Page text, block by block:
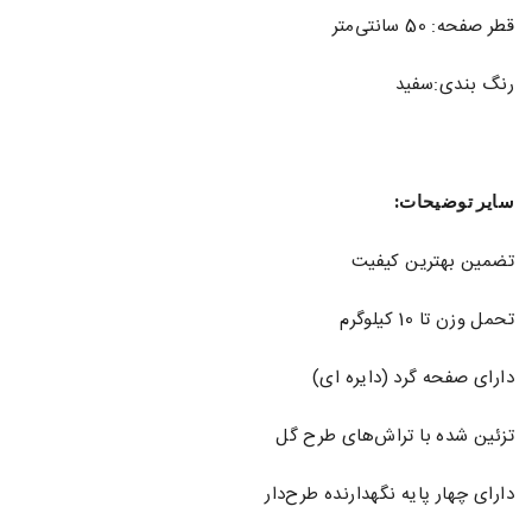
قطر صفحه: 50 سانتی‌متر
رنگ بندی:سفید
سایر توضیحات:
تضمین بهترین کیفیت
تحمل وزن تا 10 کیلوگرم
دارای صفحه گرد (دایره ای)
تزئین شده با تراش‌های طرح گل
دارای چهار پایه نگهدارنده طرح‌دار